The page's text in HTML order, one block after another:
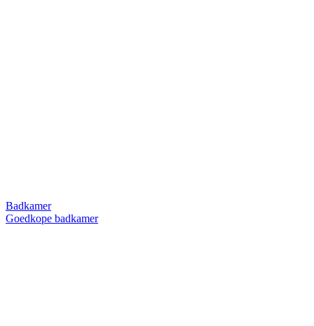
Badkamer
Goedkope badkamer